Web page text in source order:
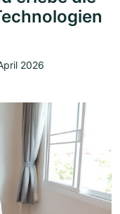
2026